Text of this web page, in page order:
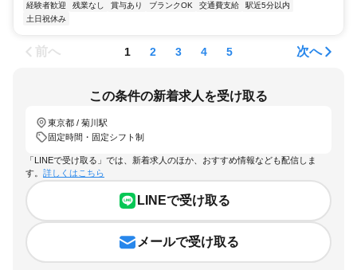
経験者歓迎
残業なし 賞与あり ブランクOK 交通費支給
駅近5分以内
土日祝休み
前へ 1 2 3 4 5 次へ
この条件の新着求人を受け取る
東京都 / 菊川駅
固定時間・固定シフト制
「LINEで受け取る」では、新着求人のほか、おすすめ情報なども配信しま
す。 詳しくはこちら
LINEで受け取る
メールで受け取る